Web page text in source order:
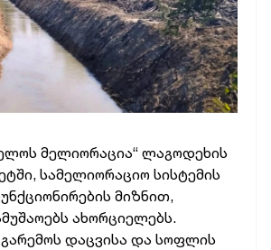
მელიორაცია“ ლაგოდეხის
სამელიორაციო სისტემის
მიზნით,
ახორციელებს.
დაცვისა და სოფლის